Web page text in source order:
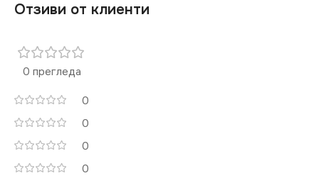
Отзиви от клиенти
0 прегледа
0
0
0
0